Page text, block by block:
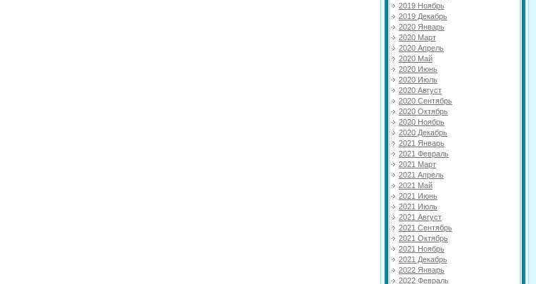
2019 Ноябрь
2019 Декабрь
2020 Январь
2020 Март
2020 Апрель
2020 Май
2020 Июнь
2020 Июль
2020 Август
2020 Сентябрь
2020 Октябрь
2020 Ноябрь
2020 Декабрь
2021 Январь
2021 Февраль
2021 Март
2021 Апрель
2021 Май
2021 Июнь
2021 Июль
2021 Август
2021 Сентябрь
2021 Октябрь
2021 Ноябрь
2021 Декабрь
2022 Январь
2022 Февраль